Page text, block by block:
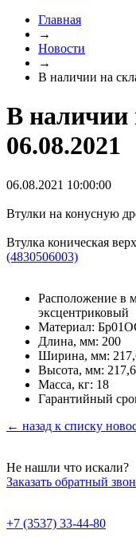
Главная
→
Новости
→
В наличии на
В наличии
06.08.2021
06.08.2021 10:00:00
Втулки на конусную
Втулка коническая
(4830506003)
Расположение в
эксцентриковый
Материал:
Длина, мм: 200
Ширина, мм:
Высота, мм: 217,6
Масса, кг: 18
Гарантийный
← назад к списку
Не нашли что искали?
Заказать обратный
+7 (3537) 33-44-80